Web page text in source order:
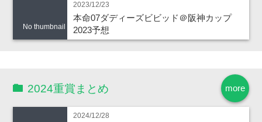
No thumbnail
2023/12/23
本命07ダディーズビビッド＠阪神カップ
2023予想
more
2024重賞まとめ
2024/12/28